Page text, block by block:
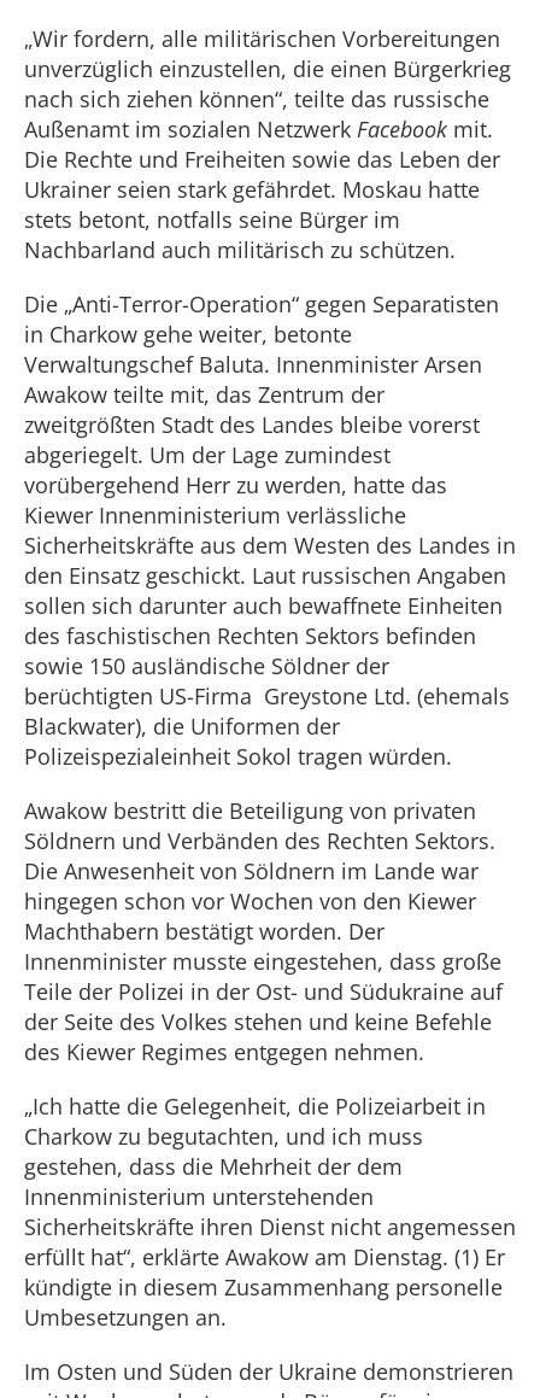
„Wir fordern, alle militärischen Vorbereitungen
unverzüglich einzustellen, die einen Bürgerkrieg
nach sich ziehen können“, teilte das russische
Außenamt im sozialen Netzwerk Facebook mit.
Die Rechte und Freiheiten sowie das Leben der
Ukrainer seien stark gefährdet. Moskau hatte
stets betont, notfalls seine Bürger im
Nachbarland auch militärisch zu schützen.
Die „Anti-Terror-Operation“ gegen Separatisten
in Charkow gehe weiter, betonte
Verwaltungschef Baluta. Innenminister Arsen
Awakow teilte mit, das Zentrum der
zweitgrößten Stadt des Landes bleibe vorerst
abgeriegelt. Um der Lage zumindest
vorübergehend Herr zu werden, hatte das
Kiewer Innenministerium verlässliche
Sicherheitskräfte aus dem Westen des Landes in
den Einsatz geschickt. Laut russischen Angaben
sollen sich darunter auch bewaffnete Einheiten
des faschistischen Rechten Sektors befinden
sowie 150 ausländische Söldner der
berüchtigten US-Firma Greystone Ltd. (ehemals
Blackwater), die Uniformen der
Polizeispezialeinheit Sokol tragen würden.
Awakow bestritt die Beteiligung von privaten
Söldnern und Verbänden des Rechten Sektors.
Die Anwesenheit von Söldnern im Lande war
hingegen schon vor Wochen von den Kiewer
Machthabern bestätigt worden. Der
Innenminister musste eingestehen, dass große
Teile der Polizei in der Ost- und Südukraine auf
der Seite des Volkes stehen und keine Befehle
des Kiewer Regimes entgegen nehmen.
„Ich hatte die Gelegenheit, die Polizeiarbeit in
Charkow zu begutachten, und ich muss
gestehen, dass die Mehrheit der dem
Innenministerium unterstehenden
Sicherheitskräfte ihren Dienst nicht angemessen
erfüllt hat“, erklärte Awakow am Dienstag. (1) Er
kündigte in diesem Zusammenhang personelle
Umbesetzungen an.
Im Osten und Süden der Ukraine demonstrieren